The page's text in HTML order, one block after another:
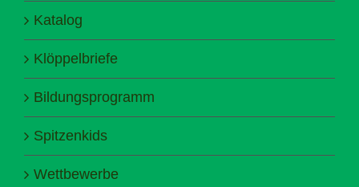
Katalog
Klöppelbriefe
Bildungsprogramm
Spitzenkids
Wettbewerbe